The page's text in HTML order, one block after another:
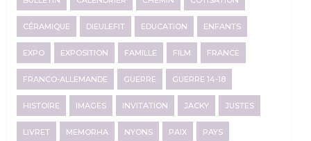
CÉRAMIQUE DIEULEFIT EDUCATION ENFANTS
EXPO EXPOSITION FAMILLE FILM FRANCE
FRANCO-ALLEMANDE GUERRE GUERRE 14-18
HISTOIRE IMAGES INVITATION JACKY JUSTES
LIVRET MEMORHA NYONS PAIX PAYS